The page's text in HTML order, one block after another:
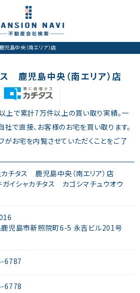
島中央（南エリア）店
鹿児島中央（南エリア）店
上で累計7万件以上の買い取り実績。一
で直接、お客様のお宅を買い取ります。
がお宅を内覧させていただくことをご了
チタス 鹿児島中央（南エリア）店
ガイシャカチタス カゴシマチュウオウ
児島市新照院町6-5 永吉ビル201号
6787
6778